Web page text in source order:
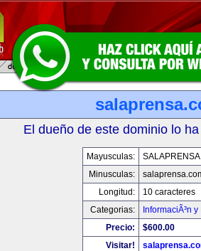
El dueño de este dominio lo
Mayusculas:
Minusculas:
Longitud:
10 caracteres
Categorias:
InformaciÃ³n
Precio:
$600.00
Visitar!